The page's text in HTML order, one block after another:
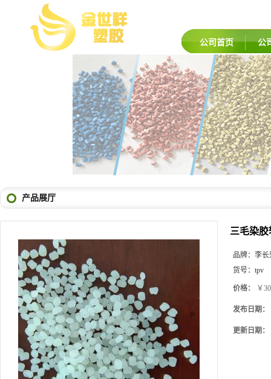
公司首页 公
产品展厅
三毛染
品牌： 李长
货号： tpv
价格： ￥
发布日期：
更新日期：